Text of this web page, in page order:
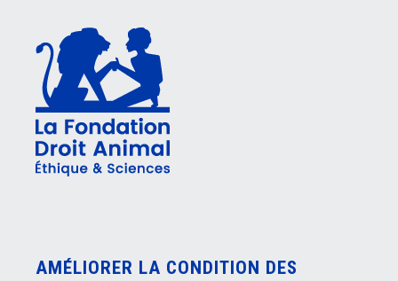
AMÉLIORER LA CONDITION DES